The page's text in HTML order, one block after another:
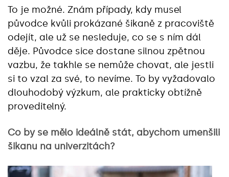
To je možné. Znám případy, kdy musel
původce kvůli prokázané šikaně z pracoviště
odejít, ale už se nesleduje, co se s ním dál
děje. Původce sice dostane silnou zpětnou
vazbu, že takhle se nemůže chovat, ale jestli
si to vzal za své, to nevíme. To by vyžadovalo
dlouhodobý výzkum, ale prakticky obtížně
proveditelný.
Co by se mělo ideálně stát, abychom umenšili
šikanu na univerzitách?